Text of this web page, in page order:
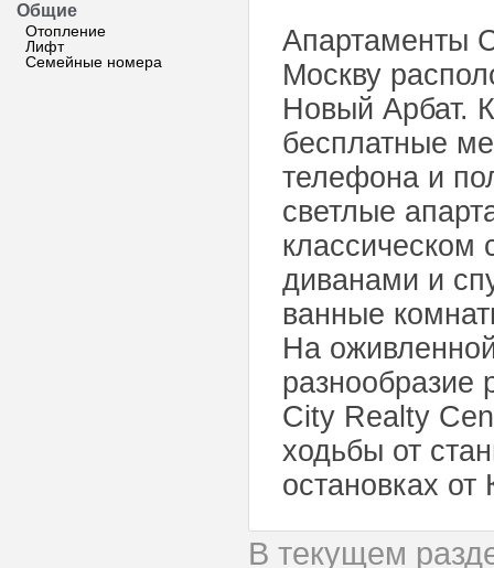
Общие
Отопление
Лифт
Семейные номера
Апартаменты
Москву
Новый Арбат.
бесплатные
телефона и
светлые
классическом
диванами и
ванные
На
разнообразие
City Realty
ходьбы от
остановках
В текущем